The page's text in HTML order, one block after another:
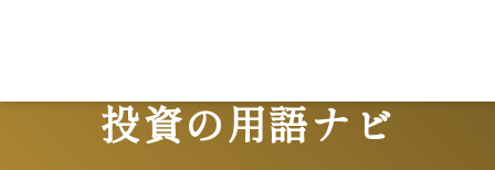
投資の用語ナビ